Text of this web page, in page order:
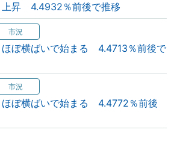
上昇 4.4932％前後で推移
ほぼ横ばいで始まる 4.4713％前後で
ほぼ横ばいで始まる 4.4772％前後